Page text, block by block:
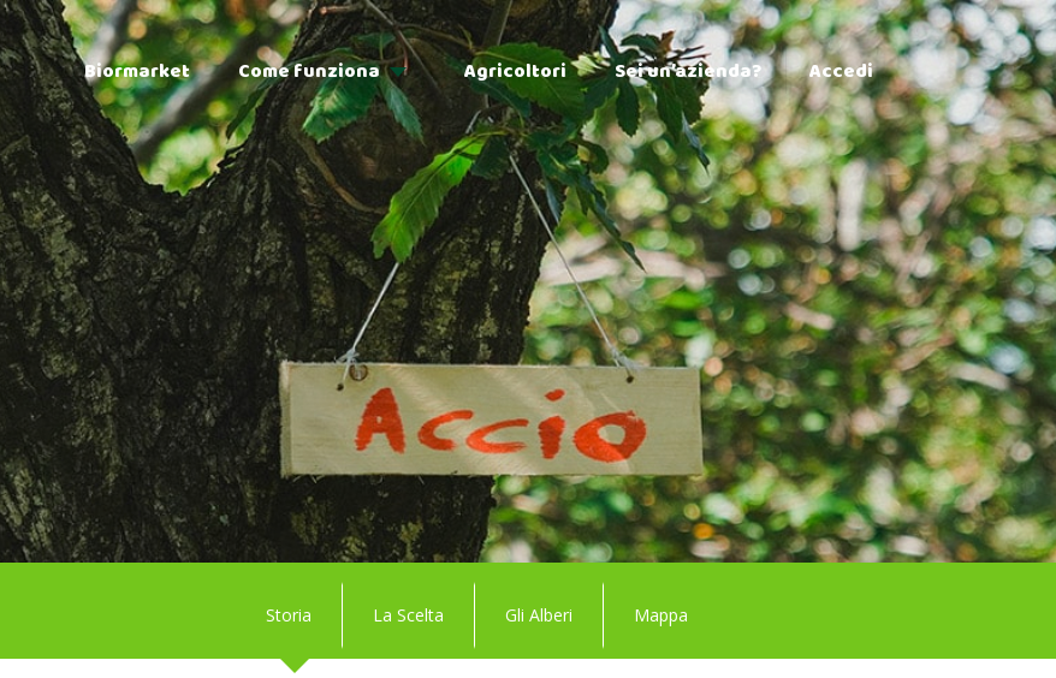
Biormarket Come funziona
Adozioni
Regalo
Agricoltori Sei un’azienda? Accedi
Storia La Scelta Gli Alberi Mappa